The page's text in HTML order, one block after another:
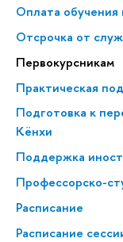
Оплата обучения
Отсрочка от
Первокурсникам
Практическая
Подготовка к
Кёнхи
Поддержка
Профессорско-
Расписание
Расписание